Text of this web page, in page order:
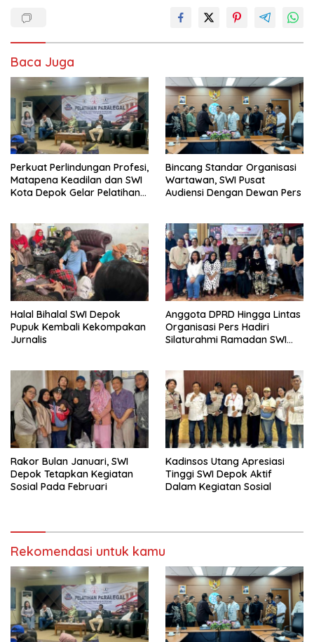
Baca Juga
Perkuat Perlindungan Profesi,
Matapena Keadilan dan SWI
Kota Depok Gelar Pelatihan
Bincang Standar Organisasi
Wartawan, SWI Pusat
Audiensi Dengan Dewan Pers
Halal Bihalal SWI Depok
Pupuk Kembali Kekompakan
Jurnalis
Anggota DPRD Hingga Lintas
Organisasi Pers Hadiri
Silaturahmi Ramadan SWI
Rakor Bulan Januari, SWI
Depok Tetapkan Kegiatan
Sosial Pada Februari
Kadinsos Utang Apresiasi
Tinggi SWI Depok Aktif
Dalam Kegiatan Sosial
Rekomendasi untuk kamu